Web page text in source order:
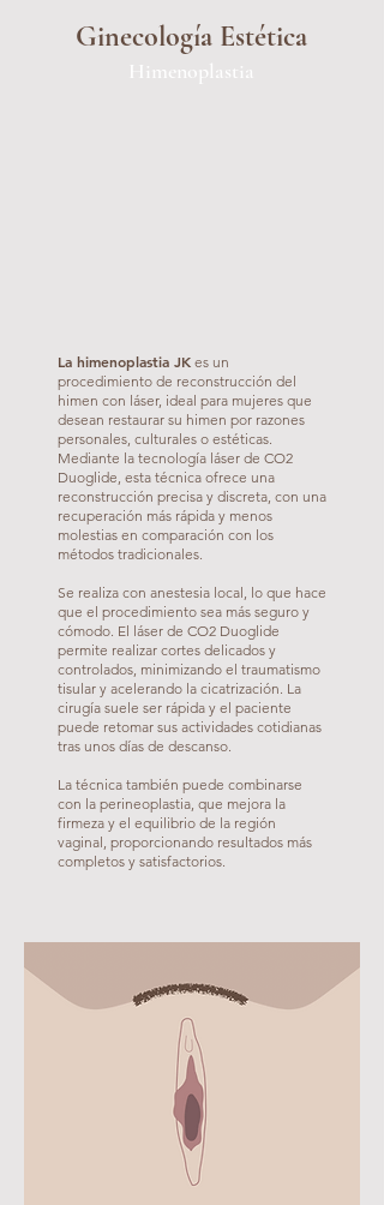
Himenoplastia
Ginecología Estética
La himenoplastia JK es un
procedimiento de reconstrucción del
himen con láser, ideal para mujeres que
desean restaurar su himen por razones
personales, culturales o estéticas.
Mediante la tecnología láser de CO2
Duoglide, esta técnica ofrece una
reconstrucción precisa y discreta, con una
recuperación más rápida y menos
molestias en comparación con los
métodos tradicionales.
Se realiza con anestesia local, lo que hace
que el procedimiento sea más seguro y
cómodo. El láser de CO2 Duoglide
permite realizar cortes delicados y
controlados, minimizando el traumatismo
tisular y acelerando la cicatrización. La
cirugía suele ser rápida y el paciente
puede retomar sus actividades cotidianas
tras unos días de descanso.
La técnica también puede combinarse
con la perineoplastia, que mejora la
firmeza y el equilibrio de la región
vaginal, proporcionando resultados más
completos y satisfactorios.